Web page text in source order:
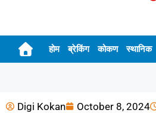
होम ब्रेकिंग कोकण स्थानिक
Digi Kokan October 8, 2024